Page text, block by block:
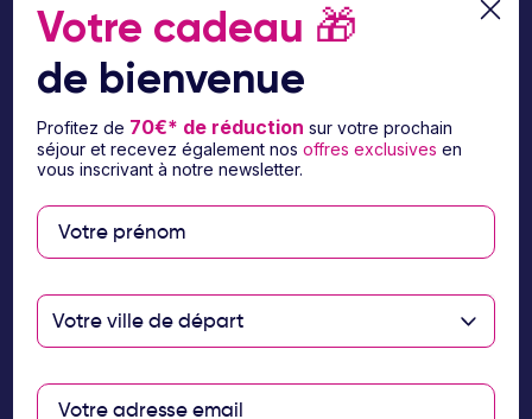
Paiement sécurisé
fois par carte
notre partenaire
Floa
Votre cadeau 🎁
de bienvenue
Profitez de 70€* de réduction sur votre prochain
séjour et recevez également nosoffres exclusives en
vous inscrivant à notre newsletter.
Votre ville de départ